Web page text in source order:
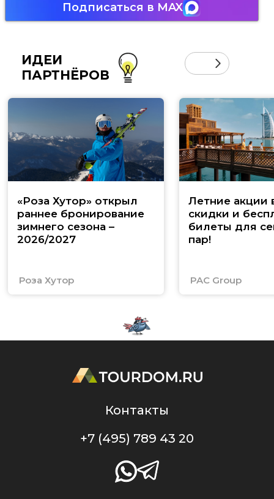
Подписаться в MAX
ИДЕИ
ПАРТНЁРОВ
«Роза Хутор» открыл
раннее бронирование
зимнего сезона –
2026/2027
Роза Хутор
Летние акции
скидки и
билеты для
пар!
PAC Group
Контакты
+7 (495) 789 43 20